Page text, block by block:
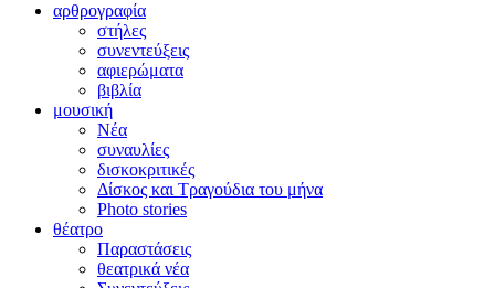
αρθρογραφία
στήλες
συνεντεύξεις
αφιερώματα
βιβλία
μουσική
Νέα
συναυλίες
δισκοκριτικές
Δίσκος και Τραγούδια του μήνα
Photo stories
θέατρο
Παραστάσεις
θεατρικά νέα